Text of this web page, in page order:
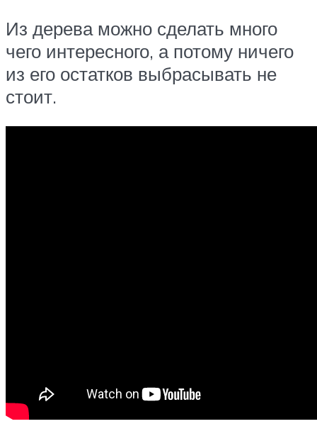
Из дерева можно сделать много
чего интересного, а потому ничего
из его остатков выбрасывать не
стоит.